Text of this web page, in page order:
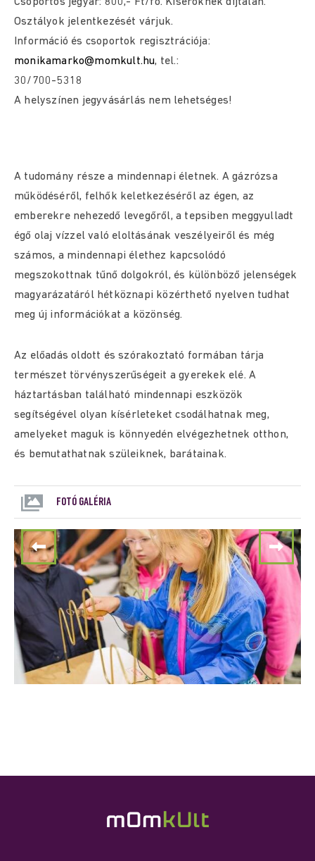
Osztályok jelentkezését várjuk.
Információ és csoportok regisztrációja:
monikamarko@momkult.hu, tel.:
30/700-5318
A helyszínen jegyvásárlás nem lehetséges!
A tudomány része a mindennapi életnek. A gázrózsa
működéséről, felhők keletkezéséről az égen, az
emberekre nehezedő levegőről, a tepsiben meggyulladt
égő olaj vízzel való eloltásának veszélyeiről és még
számos, a mindennapi élethez kapcsolódó
megszokottnak tűnő dolgokról, és különböző jelenségek
magyarázatáról hétköznapi közérthető nyelven tudhat
meg új információkat a közönség.
Az előadás oldott és szórakoztató formában tárja
természet törvényszerűségeit a gyerekek elé. A
háztartásban található mindennapi eszközök
segítségével olyan kísérleteket csodálhatnak meg,
amelyeket maguk is könnyedén elvégezhetnek otthon,
és bemutathatnak szüleiknek, barátainak.
FOTÓ GALÉRIA